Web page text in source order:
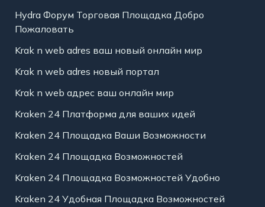
Hydra Форум Торговая Площадка Добро
Пожаловать
Krak n web adres ваш новый онлайн мир
Krak n web adres новый портал
Krak n web адрес ваш онлайн мир
Kraken 24 Платформа для ваших идей
Kraken 24 Площадка Ваши Возможности
Kraken 24 Площадка Возможностей
Kraken 24 Площадка Возможностей Удобно
Kraken 24 Удобная Площадка Возможностей